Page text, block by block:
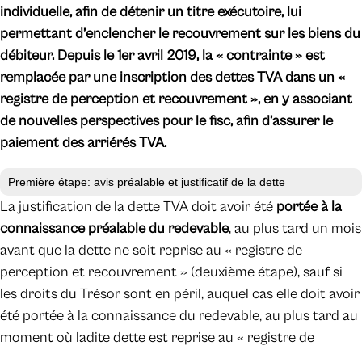
individuelle, afin de détenir un titre exécutoire, lui
permettant d’enclencher le recouvrement sur les biens du
débiteur. Depuis le 1er avril 2019, la « contrainte » est
remplacée par une inscription des dettes TVA dans un «
registre de perception et recouvrement », en y associant
de nouvelles perspectives pour le fisc, afin d’assurer le
paiement des arriérés TVA.
Première étape: avis préalable et justificatif de la dette
La justification de la dette TVA doit avoir été portée à la
connaissance préalable du redevable, au plus tard un mois
avant que la dette ne soit reprise au « registre de
perception et recouvrement » (deuxième étape), sauf si
les droits du Trésor sont en péril, auquel cas elle doit avoir
été portée à la connaissance du redevable, au plus tard au
moment où ladite dette est reprise au « registre de